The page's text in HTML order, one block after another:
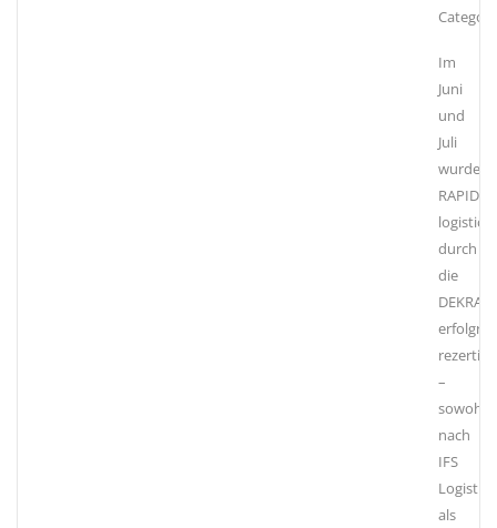
Im
Juni
und
Juli
wurde
RAPID
logistics
durch
die
DEKRA
–
sowohl
nach
IFS
Logistics
als